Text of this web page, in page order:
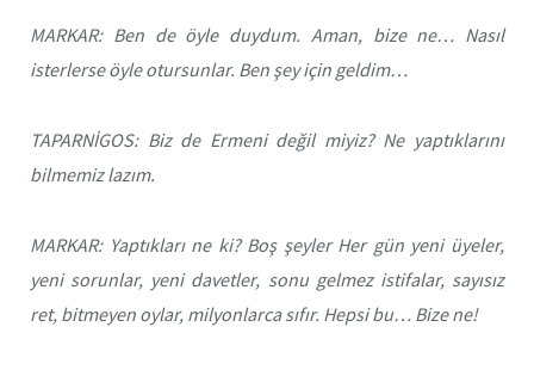
MARKAR: Ben de öyle duydum. Aman, bize ne… Nasıl
isterlerse öyle otursunlar. Ben şey için geldim…
TAPARNİGOS: Biz de Ermeni değil miyiz? Ne yaptıklarını
bilmemiz lazım.
MARKAR: Yaptıkları ne ki? Boş şeyler Her gün yeni üyeler,
yeni sorunlar, yeni davetler, sonu gelmez istifalar, sayısız
ret, bitmeyen oylar, milyonlarca sıfır. Hepsi bu… Bize ne!